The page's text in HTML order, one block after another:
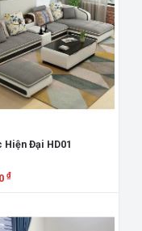
Đại HD01
₫